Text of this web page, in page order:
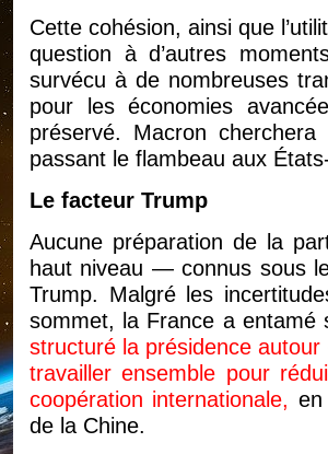
Cette cohésion, ainsi que
question à d’autres
survécu à de nombreuses
pour les économies
préservé. Macron
passant le flambeau aux
Le facteur Trump
Aucune préparation de la
haut niveau — connus sous
Trump. Malgré les
sommet, la France a
structuré la présidence
travailler ensemble pour
coopération internationale, en
de la Chine.